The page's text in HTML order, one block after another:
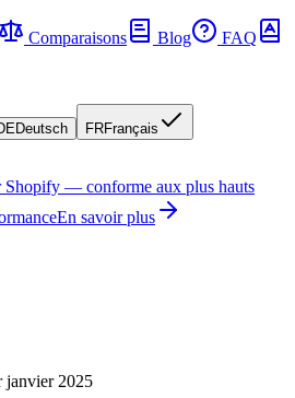
Comparaisons Blog
FAQ
Deutsch FRFrançais
— conforme aux plus hauts
En savoir plus
janvier 2025